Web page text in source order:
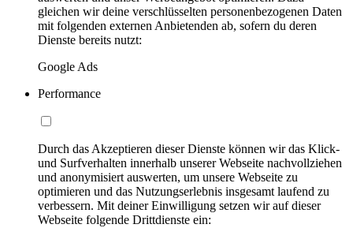
gleichen wir deine verschlüsselten personenbezogenen Daten
mit folgenden externen Anbietenden ab, sofern du deren
Dienste bereits nutzt:
Google Ads
Performance
Durch das Akzeptieren dieser Dienste können wir das Klick-
und Surfverhalten innerhalb unserer Webseite nachvollziehen
und anonymisiert auswerten, um unsere Webseite zu
optimieren und das Nutzungserlebnis insgesamt laufend zu
verbessern. Mit deiner Einwilligung setzen wir auf dieser
Webseite folgende Drittdienste ein: